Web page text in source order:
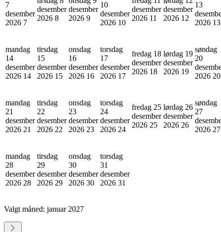
7
desember
2026 7
desember
2026 8
desember
2026 9
10
desember
2026 10
desember
2026 11
desember
2026 12
13
2026 13
mandag
14
desember
2026 14
tirsdag
15
desember
2026 15
onsdag
16
desember
2026 16
torsdag
17
desember
2026 17
fredag 18
desember
2026 18
lørdag 19
desember
2026 19
søndag
20
2026 20
mandag
21
desember
2026 21
tirsdag
22
desember
2026 22
onsdag
23
desember
2026 23
torsdag
24
desember
2026 24
fredag 25
desember
2026 25
lørdag 26
desember
2026 26
søndag
27
2026 27
mandag
28
desember
2026 28
tirsdag
29
desember
2026 29
onsdag
30
desember
2026 30
torsdag
31
desember
2026 31
Valgt måned: januar 2027